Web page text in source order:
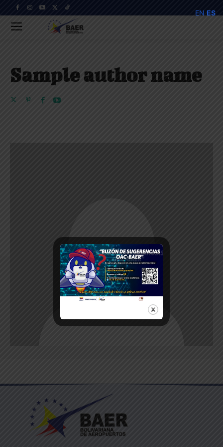
Sample author name
EN ES